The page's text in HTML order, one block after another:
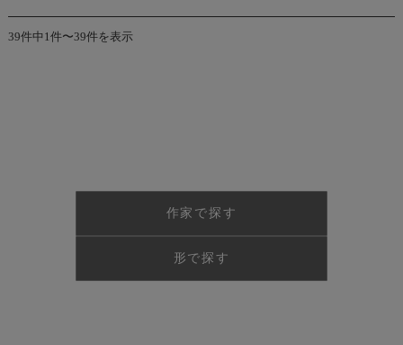
39件中1件〜39件を表示
作家で探す
形で探す